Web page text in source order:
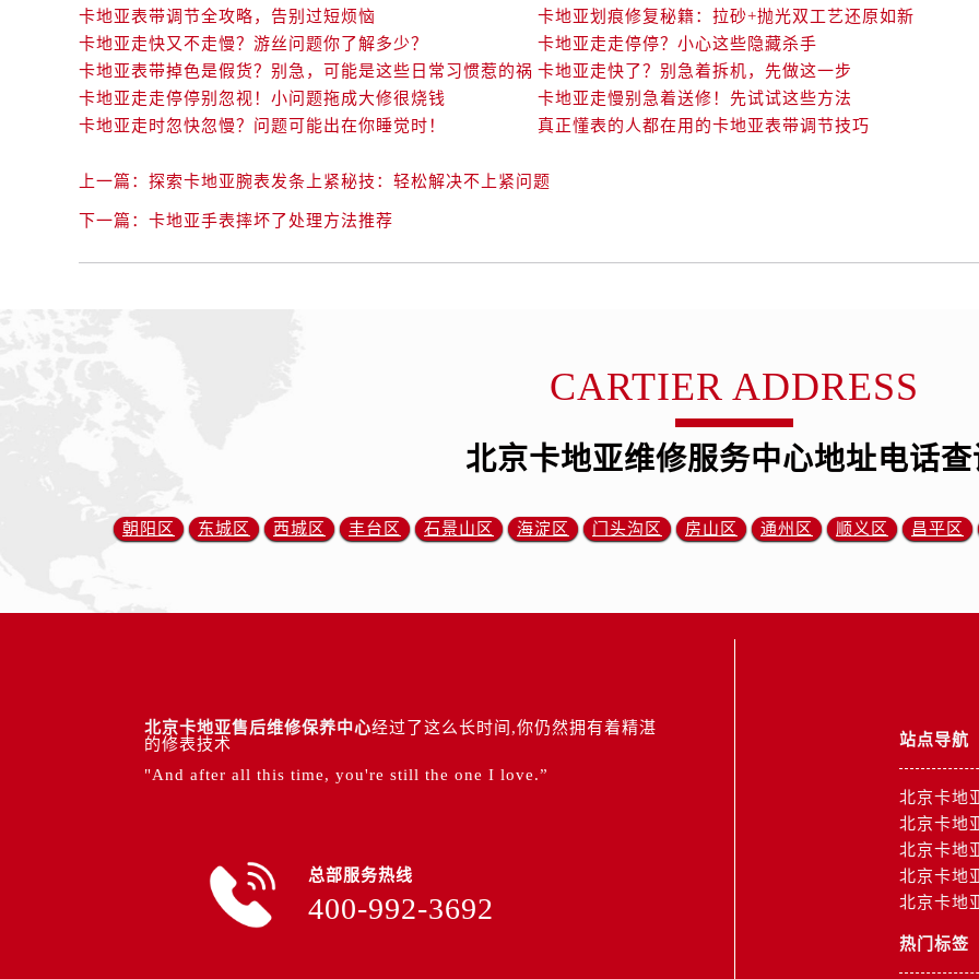
卡地亚表带调节全攻略，告别过短烦恼
卡地亚划痕修复秘籍：拉砂+抛光双工艺还原如新
卡地亚走快又不走慢？游丝问题你了解多少？
卡地亚走走停停？小心这些隐藏杀手
卡地亚表带掉色是假货？别急，可能是这些日常习惯惹的祸 卡地亚走快了？别急着拆机，先做这一步
卡地亚走走停停别忽视！小问题拖成大修很烧钱
卡地亚走慢别急着送修！先试试这些方法
卡地亚走时忽快忽慢？问题可能出在你睡觉时！
真正懂表的人都在用的卡地亚表带调节技巧
上一篇： 探索卡地亚腕表发条上紧秘技：轻松解决不上紧问题
下一篇： 卡地亚手表摔坏了处理方法推荐
CARTIER ADDRESS
北京卡地亚维修服务中心地址电话查
朝阳区 东城区 西城区 丰台区 石景山区 海淀区 门头沟区 房山区 通州区 顺义区 昌平区
北京卡地亚售后维修保养中心经过了这么长时间,你仍然拥有着精湛
的修表技术
"And after all this time, you're still the one I love.”
总部服务热线
400-992-3692
站点导航
北京卡地
北京卡地
北京卡地
北京卡地
北京卡地
热门标签